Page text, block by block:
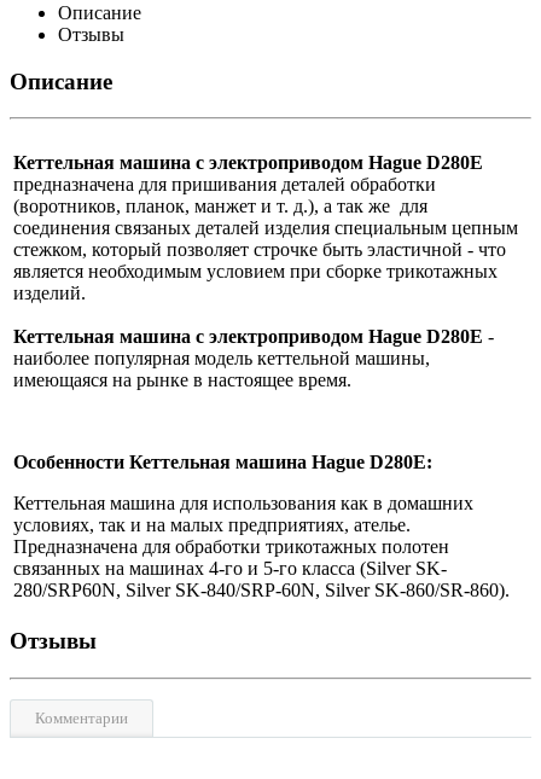
Описание
Отзывы
Описание
Кеттельная машина c электроприводом Hague D280E
предназначена для пришивания деталей обработки
(воротников, планок, манжет и т. д.), а так же для
соединения связаных деталей изделия специальным цепным
стежком, который позволяет строчке быть эластичной - что
является необходимым условием при сборке трикотажных
изделий.
Кеттельная машина с электроприводом Hague D280E -
наиболее популярная модель кеттельной машины,
имеющаяся на рынке в настоящее время.
Особенности Кеттельная машина Hague D280E:
Кеттельная машина для использования как в домашних
условиях, так и на малых предприятиях, ателье.
Предназначена для обработки трикотажных полотен
связанных на машинах 4-го и 5-го класса (Silver SK-
280/SRP60N, Silver SK-840/SRP-60N, Silver SK-860/SR-860).
Отзывы
Комментарии